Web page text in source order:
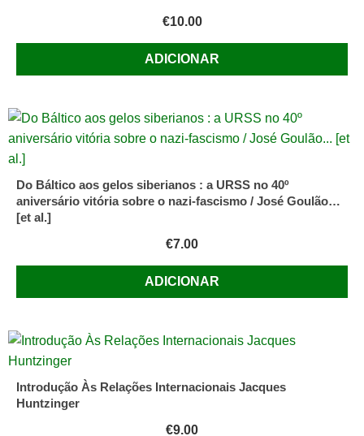
€10.00
ADICIONAR
Do Báltico aos gelos siberianos : a URSS no 40º
aniversário vitória sobre o nazi-fascismo / José Goulão…
[et al.]
€7.00
ADICIONAR
Introdução Às Relações Internacionais Jacques
Huntzinger
€9.00